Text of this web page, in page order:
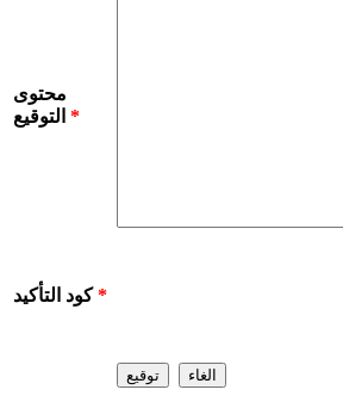
محتوى
*
كود التأكيد*